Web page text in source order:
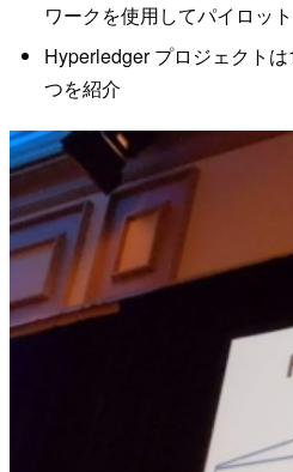
ワークを使用してパイロッ
Hyperledger プロジェクト
つを紹介